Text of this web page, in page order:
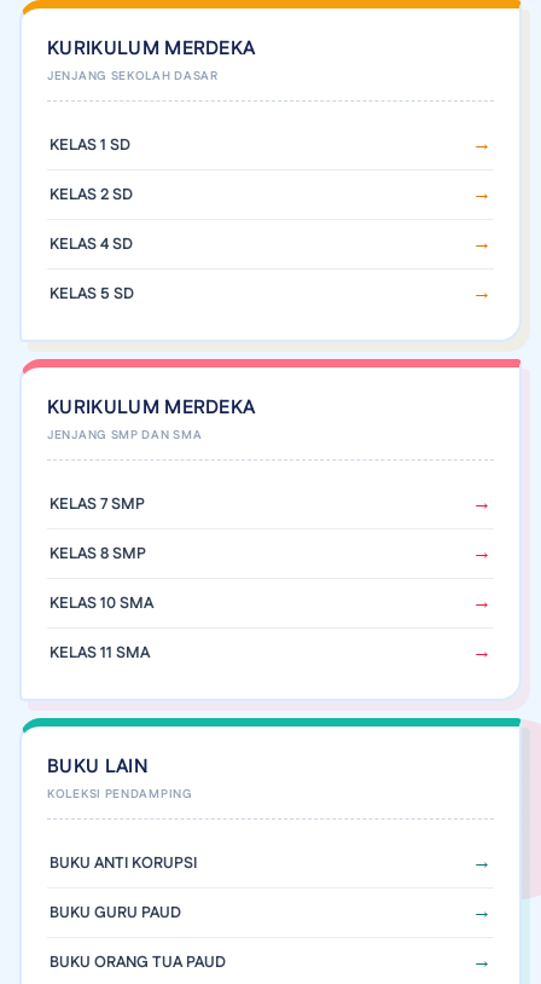
KURIKULUM MERDEKA
KELAS 1 SD
KELAS 2 SD
KELAS 4 SD
KELAS 5 SD
KURIKULUM MERDEKA
KELAS 7 SMP
KELAS 8 SMP
KELAS 10 SMA
KELAS 11 SMA
BUKU LAIN
BUKU ANTI KORUPSI
BUKU GURU PAUD
BUKU ORANG TUA PAUD